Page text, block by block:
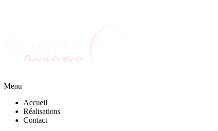
Menu
Accueil
Réalisations
Contact